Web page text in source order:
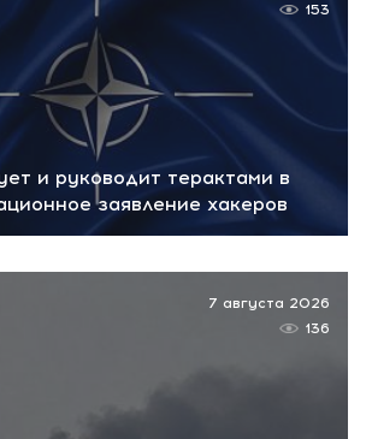
и руководит терактами в
заявление хакеров
153
7 августа 2026
136